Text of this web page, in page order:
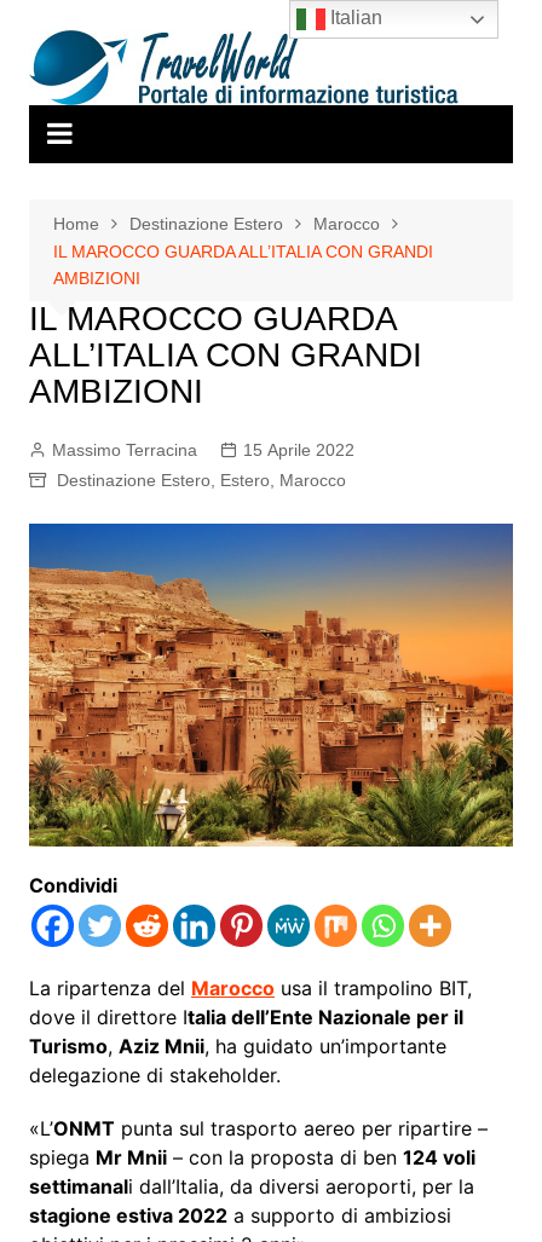
contenuto
Home Destinazione Estero
Marocco
IL MAROCCO GUARDA ALL’ITALIA CON GRANDI
AMBIZIONI
IL MAROCCO GUARDA
ALL’ITALIA CON GRANDI
AMBIZIONI
Massimo Terracina
15 Aprile 2022
Destinazione Estero, Estero, Marocco
Condividi
La ripartenza del Maroccousa il trampolino BIT,
dove il direttore Italia dell’Ente Nazionale per il
Turismo, Aziz Mnii, ha guidato un’importante
delegazione di stakeholder.
«L’ONMTpunta sul trasporto aereo per ripartire –
spiega Mr Mnii– con la proposta di ben 124 voli
settimanali dall’Italia, da diversi aeroporti, per la
stagione estiva 2022a supporto di ambiziosi
Italian